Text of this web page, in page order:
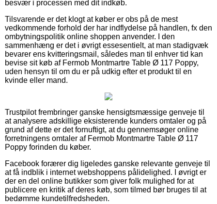
besvær i processen med dit indkøb.
Tilsvarende er det klogt at køber er obs på de mest
vedkommende forhold der har indflydelse på handlen, fx den
ombytningspolitik online shoppen anvender. I den
sammenhæng er det i øvrigt essesentielt, at man stadigvæk
bevarer ens kvitteringsmail, således man til enhver tid kan
bevise sit køb af Fermob Montmartre Table Ø 117 Poppy,
uden hensyn til om du er på udkig efter et produkt til en
kvinde eller mand.
Trustpilot frembringer ganske hensigtsmæssige genveje til
at analysere adskillige eksisterende kunders omtaler og på
grund af dette er det fornuftigt, at du gennemsøger online
forretningens omtaler af Fermob Montmartre Table Ø 117
Poppy forinden du køber.
Facebook forærer dig ligeledes ganske relevante genveje til
at få indblik i internet webshoppens pålidelighed. I øvrigt er
der en del online butikker som giver folk mulighed for at
publicere en kritik af deres køb, som tilmed bør bruges til at
bedømme kundetilfredsheden.